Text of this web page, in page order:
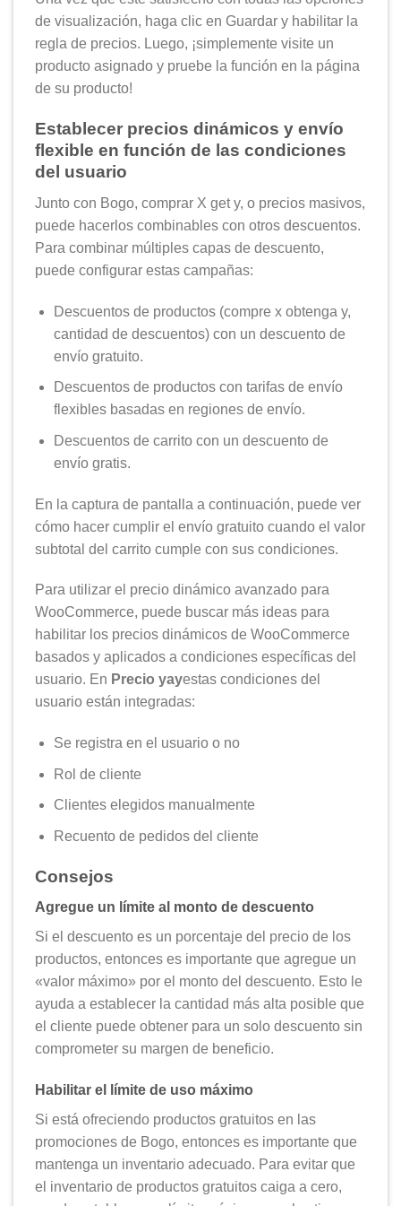
de visualización, haga clic en Guardar y habilitar la
regla de precios. Luego, ¡simplemente visite un
producto asignado y pruebe la función en la página
de su producto!
Establecer precios dinámicos y envío
flexible en función de las condiciones
del usuario
Junto con Bogo, comprar X get y, o precios masivos,
puede hacerlos combinables con otros descuentos.
Para combinar múltiples capas de descuento,
puede configurar estas campañas:
Descuentos de productos (compre x obtenga y,
cantidad de descuentos) con un descuento de
envío gratuito.
Descuentos de productos con tarifas de envío
flexibles basadas en regiones de envío.
Descuentos de carrito con un descuento de
envío gratis.
En la captura de pantalla a continuación, puede ver
cómo hacer cumplir el envío gratuito cuando el valor
subtotal del carrito cumple con sus condiciones.
Para utilizar el precio dinámico avanzado para
WooCommerce, puede buscar más ideas para
habilitar los precios dinámicos de WooCommerce
basados ​​y aplicados a condiciones específicas del
usuario. En Precio yayestas condiciones del
usuario están integradas:
Se registra en el usuario o no
Rol de cliente
Clientes elegidos manualmente
Recuento de pedidos del cliente
Consejos
Agregue un límite al monto de descuento
Si el descuento es un porcentaje del precio de los
productos, entonces es importante que agregue un
«valor máximo» por el monto del descuento. Esto le
ayuda a establecer la cantidad más alta posible que
el cliente puede obtener para un solo descuento sin
comprometer su margen de beneficio.
Habilitar el límite de uso máximo
Si está ofreciendo productos gratuitos en las
promociones de Bogo, entonces es importante que
mantenga un inventario adecuado. Para evitar que
el inventario de productos gratuitos caiga a cero,